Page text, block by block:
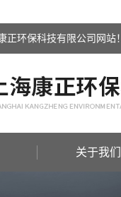
正环保科技有限公司网站！
关于我们